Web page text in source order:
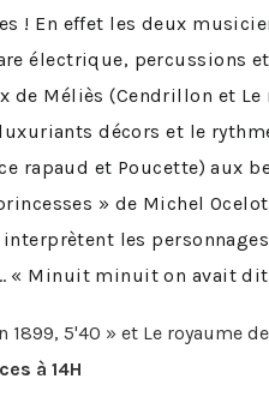
! En effet les deux
électrique, percussions
Méliès (Cendrillon et Le
décors et le
rapaud et Poucette) aux
» de Michel
les
« Minuit minuit on avait
1899, 5'40 » et Le royaume
à 14H